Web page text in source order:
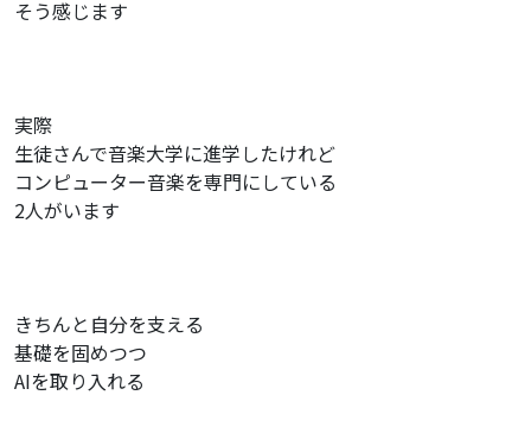
そう感じます
実際
生徒さんで音楽大学に進学したけれど
コンピューター音楽を専門にしている
2人がいます
きちんと自分を支える
基礎を固めつつ
AIを取り入れる